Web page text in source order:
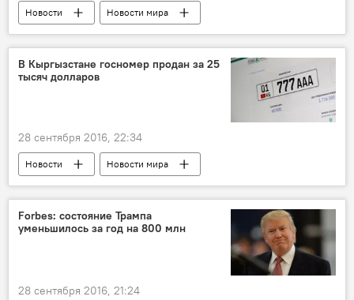
Новости Новости мира
В Кыргызстане госномер продан за 25
тысяч долларов
28 сентября 2016, 22:34
Новости Новости мира
Forbes: состояние Трампа
уменьшилось за год на 800 млн
28 сентября 2016, 21:24